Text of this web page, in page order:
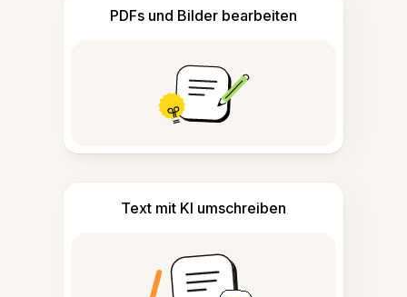
PDFs und Bilder bearbeiten
Text mit KI umschreiben